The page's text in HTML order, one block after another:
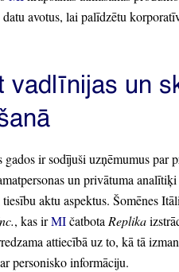
avotus, lai palīdzētu
vadlīnijas un
gados ir sodījuši uzņēmumus par
un privātuma
aktu aspektus. Šomēnes
, kas irMIčatbotaReplika
attiecībā uz to, kā tā
personisko informāciju.